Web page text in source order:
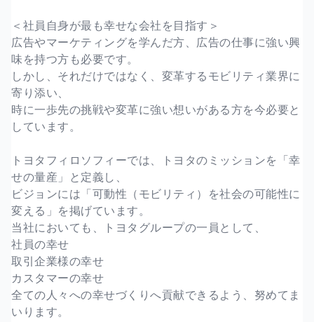
＜社員自身が最も幸せな会社を目指す＞
広告やマーケティングを学んだ方、広告の仕事に強い興
味を持つ方も必要です。
しかし、それだけではなく、変革するモビリティ業界に
寄り添い、
時に一歩先の挑戦や変革に強い想いがある方を今必要と
しています。
トヨタフィロソフィーでは、トヨタのミッションを「幸
せの量産」と定義し、
ビジョンには「可動性（モビリティ）を社会の可能性に
変える」を掲げています。
当社においても、トヨタグループの一員として、
社員の幸せ
取引企業様の幸せ
カスタマーの幸せ
全ての人々への幸せづくりへ貢献できるよう、努めてま
いります。